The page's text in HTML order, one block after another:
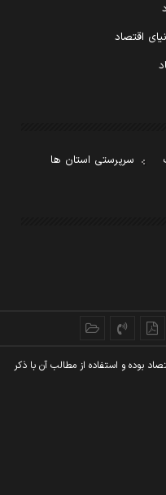
اقتصاد
سرپرستی استان ها
بوده و استفاده از مطالب آن با ذکر